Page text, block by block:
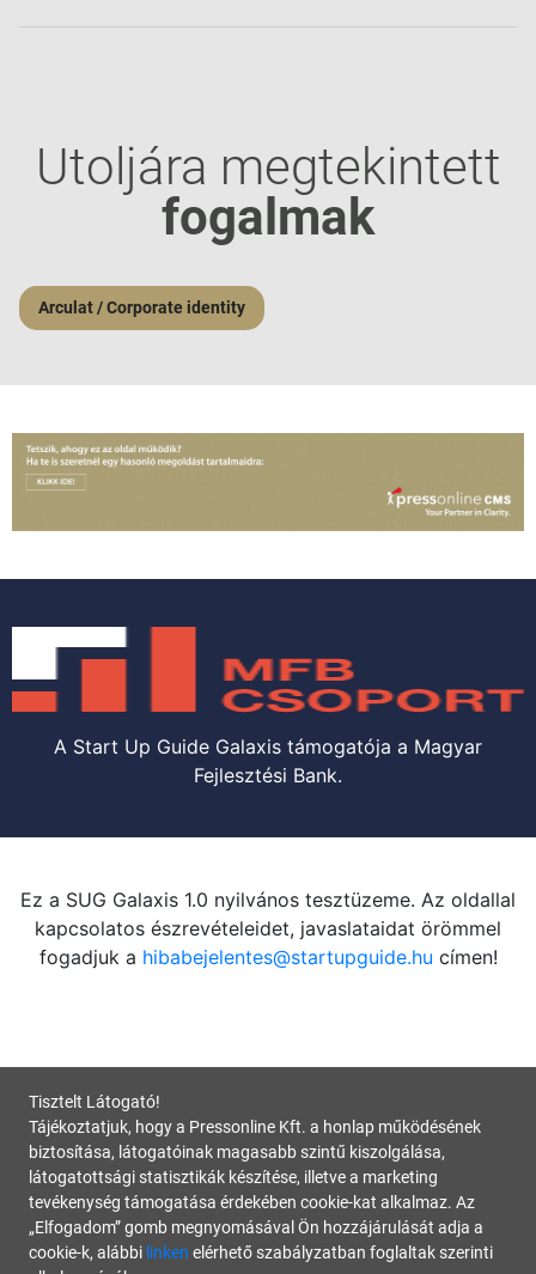
Utoljára megtekintett
fogalmak
Arculat / Corporate identity
A Start Up Guide Galaxis támogatója a Magyar
Fejlesztési Bank.
Ez a SUG Galaxis 1.0 nyilvános tesztüzeme. Az oldallal
kapcsolatos észrevételeidet, javaslataidat örömmel
fogadjuk a hibabejelentes@startupguide.hu címen!
Tisztelt Látogató!
Tájékoztatjuk, hogy a Pressonline Kft. a honlap működésének
biztosítása, látogatóinak magasabb szintű kiszolgálása,
látogatottsági statisztikák készítése, illetve a marketing
tevékenység támogatása érdekében cookie-kat alkalmaz. Az
„Elfogadom” gomb megnyomásával Ön hozzájárulását adja a
cookie-k, alábbi linken elérhető szabályzatban foglaltak szerinti